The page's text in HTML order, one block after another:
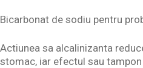
Bicarbonat de sodiu pentru
Actiunea sa alcalinizanta
stomac, iar efectul sau